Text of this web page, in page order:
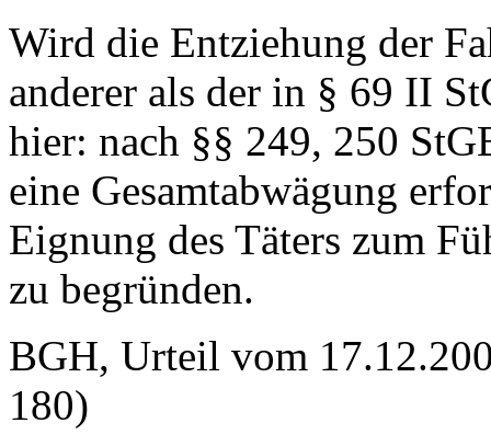
Wird die Entziehung der
anderer als der in § 69 II
hier: nach §§ 249, 250
eine Gesamtabwägung
Eignung des Täters zum
zu begründen.
BGH, Urteil vom
180)